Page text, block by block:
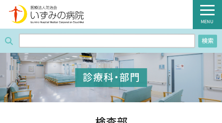
病院紹介
外来のご案内
MENU
検索
診療科・部門